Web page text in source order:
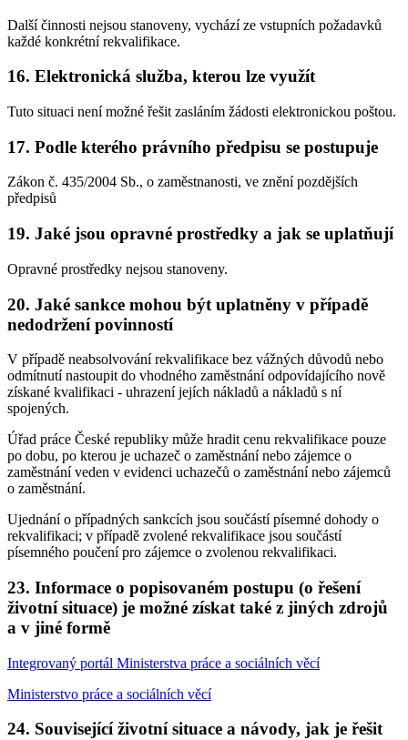
Další činnosti nejsou stanoveny, vychází ze vstupních požadavků
každé konkrétní rekvalifikace.
16. Elektronická služba, kterou lze využít
Tuto situaci není možné řešit zasláním žádosti elektronickou poštou.
17. Podle kterého právního předpisu se postupuje
Zákon č. 435/2004 Sb., o zaměstnanosti, ve znění pozdějších
předpisů
19. Jaké jsou opravné prostředky a jak se uplatňují
Opravné prostředky nejsou stanoveny.
20. Jaké sankce mohou být uplatněny v případě
nedodržení povinností
V případě neabsolvování rekvalifikace bez vážných důvodů nebo
odmítnutí nastoupit do vhodného zaměstnání odpovídajícího nově
získané kvalifikaci - uhrazení jejích nákladů a nákladů s ní
spojených.
Úřad práce České republiky může hradit cenu rekvalifikace pouze
po dobu, po kterou je uchazeč o zaměstnání nebo zájemce o
zaměstnání veden v evidenci uchazečů o zaměstnání nebo zájemců
o zaměstnání.
Ujednání o případných sankcích jsou součástí písemné dohody o
rekvalifikaci; v případě zvolené rekvalifikace jsou součástí
písemného poučení pro zájemce o zvolenou rekvalifikaci.
23. Informace o popisovaném postupu (o řešení
životní situace) je možné získat také z jiných zdrojů
a v jiné formě
Integrovaný portál Ministerstva práce a sociálních věcí
Ministerstvo práce a sociálních věcí
24. Související životní situace a návody, jak je řešit